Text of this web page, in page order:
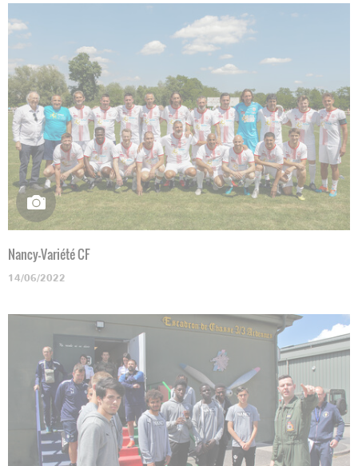
Nancy-Variété CF
14/06/2022